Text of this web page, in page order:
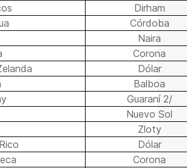
Dirham
Córdoba
Naira
Corona
Dólar
Balboa
Guaraní 2/
Nuevo Sol
Zloty
Dólar
Corona